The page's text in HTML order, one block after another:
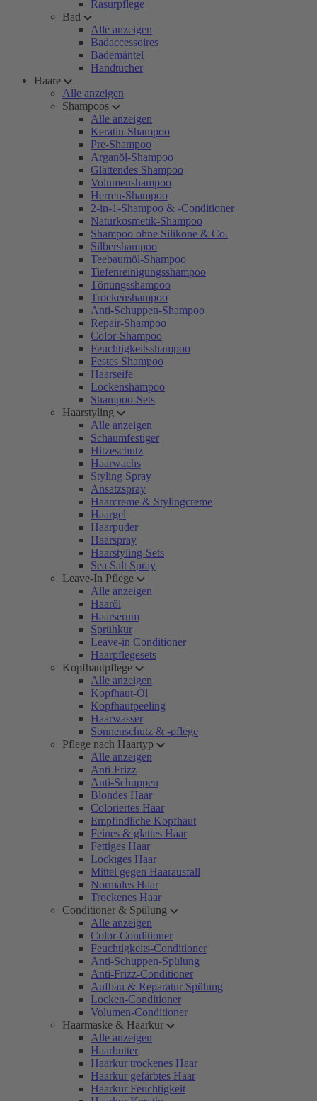
Rasurpflege
Bad
Alle anzeigen
Badaccessoires
Bademäntel
Handtücher
Haare
Alle anzeigen
Shampoos
Alle anzeigen
Keratin-Shampoo
Pre-Shampoo
Arganöl-Shampoo
Glättendes Shampoo
Volumenshampoo
Herren-Shampoo
2-in-1-Shampoo & -Conditioner
Naturkosmetik-Shampoo
Shampoo ohne Silikone & Co.
Silbershampoo
Teebaumöl-Shampoo
Tiefenreinigungsshampoo
Tönungsshampoo
Trockenshampoo
Anti-Schuppen-Shampoo
Repair-Shampoo
Color-Shampoo
Feuchtigkeitsshampoo
Festes Shampoo
Haarseife
Lockenshampoo
Shampoo-Sets
Haarstyling
Alle anzeigen
Schaumfestiger
Hitzeschutz
Haarwachs
Styling Spray
Ansatzspray
Haarcreme & Stylingcreme
Haargel
Haarpuder
Haarspray
Haarstyling-Sets
Sea Salt Spray
Leave-In Pflege
Alle anzeigen
Haaröl
Haarserum
Sprühkur
Leave-in Conditioner
Haarpflegesets
Kopfhautpflege
Alle anzeigen
Kopfhaut-Öl
Kopfhautpeeling
Haarwasser
Sonnenschutz & -pflege
Pflege nach Haartyp
Alle anzeigen
Anti-Frizz
Anti-Schuppen
Blondes Haar
Coloriertes Haar
Empfindliche Kopfhaut
Feines & glattes Haar
Fettiges Haar
Lockiges Haar
Mittel gegen Haarausfall
Normales Haar
Trockenes Haar
Conditioner & Spülung
Alle anzeigen
Color-Conditioner
Feuchtigkeits-Conditioner
Anti-Schuppen-Spülung
Anti-Frizz-Conditioner
Aufbau & Reparatur Spülung
Locken-Conditioner
Volumen-Conditioner
Haarmaske & Haarkur
Alle anzeigen
Haarbutter
Haarkur trockenes Haar
Haarkur gefärbtes Haar
Haarkur Feuchtigkeit